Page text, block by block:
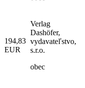
194,83
EUR
Verlag
Dashöfer,
vydavateľstvo,
s.r.o.
obec